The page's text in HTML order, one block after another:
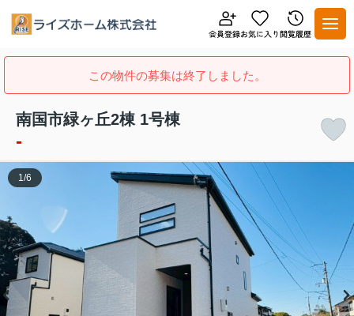
この物件の募集は終了しました。
南国市緑ヶ丘2棟 1号棟
-
1/6